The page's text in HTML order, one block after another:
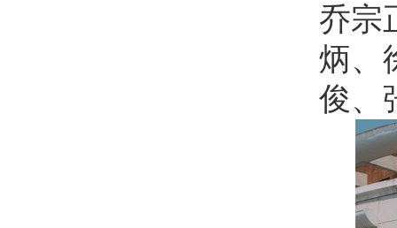
乔宗
炳、
俊、